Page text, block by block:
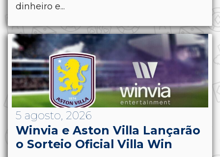
dinheiro e...
5 agosto, 2026
Winvia e Aston Villa Lançarão
o Sorteio Oficial Villa Win